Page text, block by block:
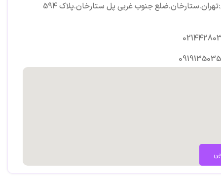
جنوب غربی پل ستارخان.پلاک 594